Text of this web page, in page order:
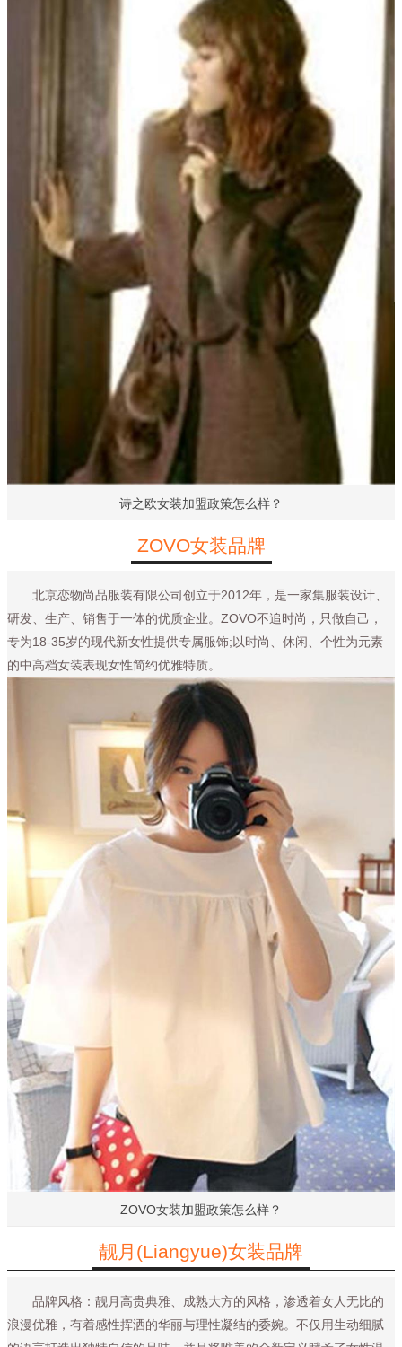
诗之欧女装加盟政策怎么样？
ZOVO女装品牌
北京恋物尚品服装有限公司创立于2012年，是一家集服装设计、
研发、生产、销售于一体的优质企业。ZOVO不追时尚，只做自己，
专为18-35岁的现代新女性提供专属服饰;以时尚、休闲、个性为元素
的中高档女装表现女性简约优雅特质。
ZOVO女装加盟政策怎么样？
靓月(Liangyue)女装品牌
品牌风格：靓月高贵典雅、成熟大方的风格，渗透着女人无比的
浪漫优雅，有着感性挥洒的华丽与理性凝结的委婉。不仅用生动细腻